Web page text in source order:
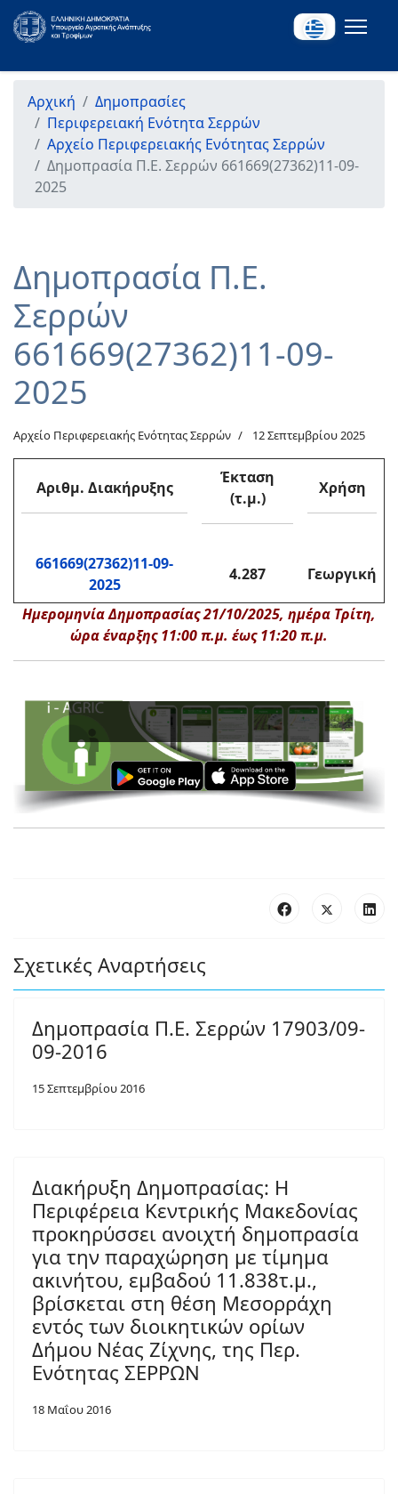
Αρχική
Δημοπρασίες
Περιφερειακή Ενότητα Σερρών
Αρχείο Περιφερειακής Ενότητας Σερρών
Δημοπρασία Π.Ε. Σερρών 661669(27362)11-09-
2025
Δημοπρασία Π.Ε.
Σερρών
661669(27362)11-09-
2025
Αρχείο Περιφερειακής Ενότητας Σερρών 12 Σεπτεμβρίου 2025
Αριθμ. Διακήρυξης
Έκταση
(τ.μ.)
Χρήση
661669(27362)11-09-
2025
4.287 Γεωργική
Ημερομηνία Δημοπρασίας 21/10/2025, ημέρα Τρίτη,
ώρα έναρξης 11:00 π.μ. έως 11:20 π.μ.
Σχετικές Αναρτήσεις
Δημοπρασία Π.Ε. Σερρών 17903/09-
09-2016
15 Σεπτεμβρίου 2016
Διακήρυξη Δημοπρασίας: Η
Περιφέρεια Κεντρικής Μακεδονίας
προκηρύσσει ανοιχτή δημοπρασία
για την παραχώρηση με τίμημα
ακινήτου, εμβαδού 11.838τ.μ.,
βρίσκεται στη θέση Μεσορράχη
εντός των διοικητικών ορίων
Δήμου Νέας Ζίχνης, της Περ.
Ενότητας ΣΕΡΡΩΝ
18 Μαΐου 2016